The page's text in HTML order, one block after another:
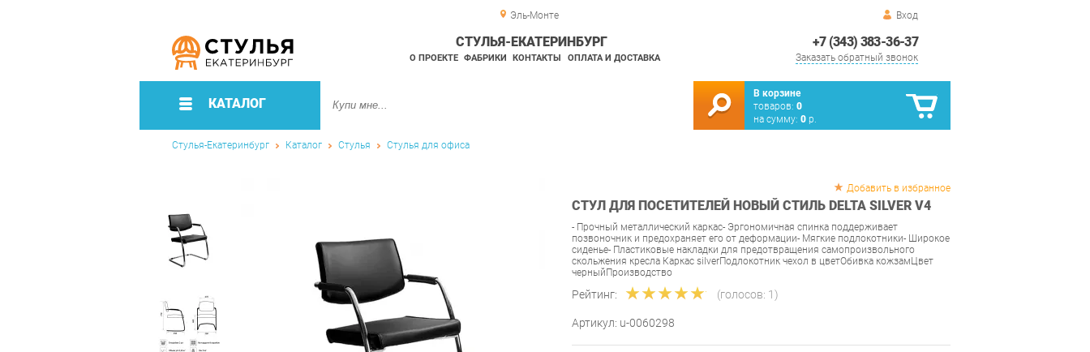
Эль-Монте Вход
+7 (343) 383-36-37
Заказать обратный звонок
СТУЛЬЯ-ЕКАТЕРИНБУРГ
О ПРОЕКТЕ ФАБРИКИ КОНТАКТЫ ОПЛАТА И ДОСТАВКА
КАТАЛОГ
В корзине
товаров: 0
на сумму: 0 р.
Стулья-Екатеринбург Каталог Стулья Стулья для офиса
Добавить в избранное
СТУЛ ДЛЯ ПОСЕТИТЕЛЕЙ НОВЫЙ СТИЛЬ DELTA SILVER V4
- Прочный металлический каркас- Эргономичная спинка поддерживает
позвоночник и предохраняет его от деформации- Мягкие подлокотники- Широкое
сиденье- Пластиковые накладки для предотвращения самопроизвольного
скольжения кресла Каркас silverПодлокотник чехол в цветОбивка кожзамЦвет
черныйПроизводство
Рейтинг: (голосов: 1)
Артикул: u-0060298